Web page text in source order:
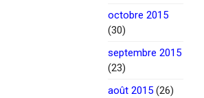
octobre 2015
(30)
septembre 2015
(23)
août 2015 (26)